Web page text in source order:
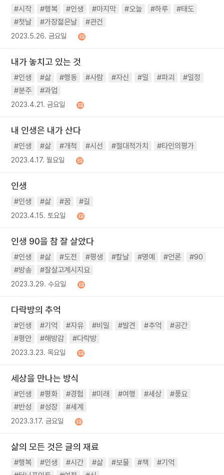
#시작 #행복 #인생 #마지막 #오늘 #하루
#태도
#첫날
#가장젊은날 #관건
2023.5.26. 금요일
내가 놓치고 있는 것
#인생 #삶 #행동 #사람 #자신 #일 #파괴
#일정
#분주
#과업
2023.4.21. 금요일
내 인생은 내가 산다
#인생 #삶 #개척 #시선 #절대적가치 #타인의평가
2023.4.17. 월요일
인생
#인생 #삶 #꿈 #길
2023.4.15. 토요일
인생 90을 참 잘 살았다
#인생 #삶 #도전 #평생 #칼날 #명예 #언론
#90
#방송
#잘살고계시지요
2023.3.29. 수요일
다락방의 추억
#인생 #기억 #자유 #비밀 #발견 #추억
#공간
#평안
#해방감 #다락방
2023.3.23. 목요일
세상을 만나는 방식
#인생 #평화 #경험 #미래 #여행 #세상
#풍요
#반성
#성장 #세계
2023.3.17. 금요일
삶의 모든 것은 글의 재료
#행복 #인생 #시간 #삶 #보물 #책
#기억